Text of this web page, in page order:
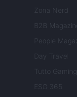
Zona Nerd
B2B Magazine
People
Day Travel
Tutto Gaming
ESG 365